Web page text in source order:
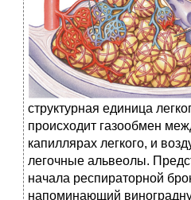
структурная единица
происходит газообмен
капиллярах легкого, и
легочные альвеолы.
начала респираторной
напоминающий